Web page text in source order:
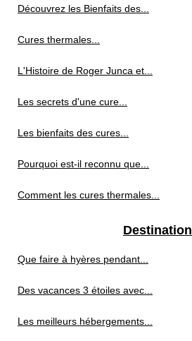
Découvrez les Bienfaits des...
Cures thermales...
L'Histoire de Roger Junca et...
Les secrets d'une cure...
Les bienfaits des cures...
Pourquoi est-il reconnu que...
Comment les cures thermales...
Destination
Que faire à hyères pendant...
Des vacances 3 étoiles avec...
Les meilleurs hébergements...